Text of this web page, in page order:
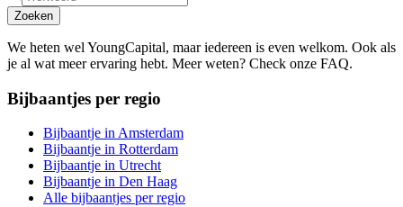
Zoeken
We heten wel YoungCapital, maar iedereen is even welkom. Ook als
je al wat meer ervaring hebt. Meer weten? Check onze FAQ.
Bijbaantjes per regio
Bijbaantje in Amsterdam
Bijbaantje in Rotterdam
Bijbaantje in Utrecht
Bijbaantje in Den Haag
Alle bijbaantjes per regio